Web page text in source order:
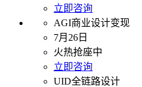
立即咨询
AGI商业设计变现
7月26日
火热抢座中
立即咨询
UID全链路设计